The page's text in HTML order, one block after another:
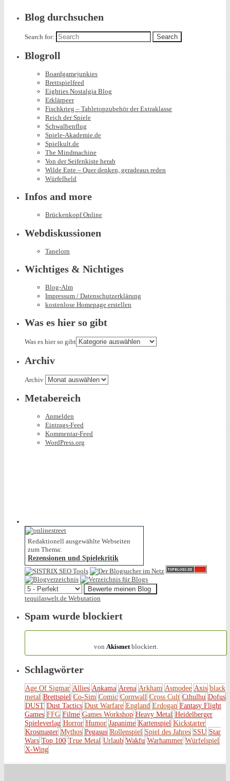
Blog durchsuchen
Search for:
Blogroll
Boardgamejunkies
Brettspielfeed
Eighties Nostalgia Blog
Erklärpeer
Fischkrieg – Tabletopzubehör der Extraklasse
Reich der Spiele
Schwalbenflug
Spiele-Akademie.de
Spielkult.de
The Mindmachine
Von der Seifenkiste herab
Wilde Ente – Quer denken, geradeaus reden
Würfelheld
Infos and more
Brückenkopf Online
Webdiskussionen
Tanelorn
Wichtiges & Nichtiges
Blog-Alm
Impressum / Datenschutzerklärung
kostenlose Homepage erstellen
Was es hier so gibt
Was es hier so gibt
Archiv
Archiv
Metabereich
Anmelden
Eintrags-Feed
Kommentar-Feed
WordPress.org
Redaktionell ausgewählte Webseiten
zum Thema:
Rezensionen und Spielekritik
tequilaswelt.de Webutation
Spam wurde blockiert
von Akismetblockiert.
Schlagwörter
Age Of Sigmar Allies Ankama Arena Arkham Asmodee Axis black
metal Brettspiel Co-Sim Comic Cornwall Cross Cult Cthulhu Dofus
DUST Dust Tactics Dust Warfare England Erdogan Fantasy Flight
Games FFG Filme Games Workshop Heavy Metal Heidelberger
Spieleverlag Horror Humor Japanime Kartenspiel Kickstarter
Krosmaster Mythos Pegasus Rollenspiel Spiel des Jahres SSU Star
Wars Top 100 True Metal Urlaub Wakfu Warhammer Würfelspiel
X-Wing